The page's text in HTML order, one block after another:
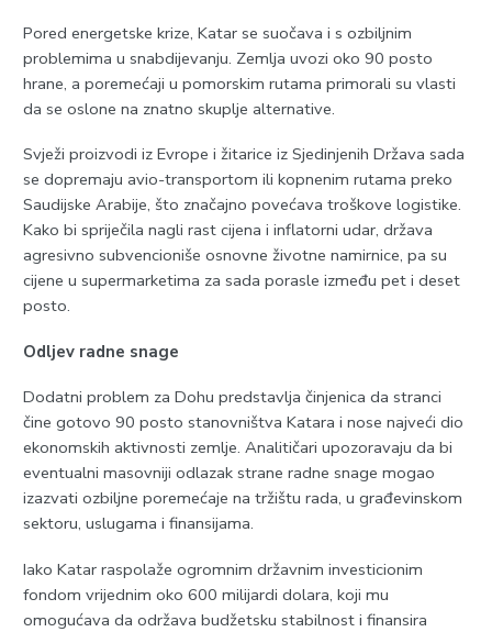
Pored energetske krize, Katar se suočava i s ozbiljnim
problemima u snabdijevanju. Zemlja uvozi oko 90 posto
hrane, a poremećaji u pomorskim rutama primorali su vlasti
da se oslone na znatno skuplje alternative.
Svježi proizvodi iz Evrope i žitarice iz Sjedinjenih Država sada
se dopremaju avio-transportom ili kopnenim rutama preko
Saudijske Arabije, što značajno povećava troškove logistike.
Kako bi spriječila nagli rast cijena i inflatorni udar, država
agresivno subvencioniše osnovne životne namirnice, pa su
cijene u supermarketima za sada porasle između pet i deset
posto.
Odljev radne snage
Dodatni problem za Dohu predstavlja činjenica da stranci
čine gotovo 90 posto stanovništva Katara i nose najveći dio
ekonomskih aktivnosti zemlje. Analitičari upozoravaju da bi
eventualni masovniji odlazak strane radne snage mogao
izazvati ozbiljne poremećaje na tržištu rada, u građevinskom
sektoru, uslugama i finansijama.
Iako Katar raspolaže ogromnim državnim investicionim
fondom vrijednim oko 600 milijardi dolara, koji mu
omogućava da održava budžetsku stabilnost i finansira